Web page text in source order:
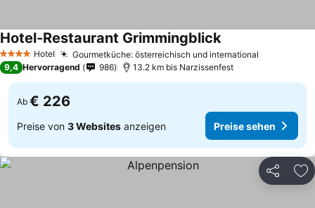
4 Sterne Hotel Gourmetküche: österreichisch und international
Hotel-Restaurant GrimmingblickPreise sehen
9,4 Hervorragend 986 13.2 km bis Narzissenfest
Ab € 226
Preise von 3 Websites anzeigen Preise sehen
Teilen